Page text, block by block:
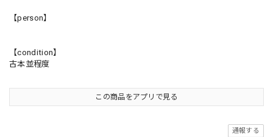
【person】
【condition】
古本並程度
この商品をアプリで見る
通報する